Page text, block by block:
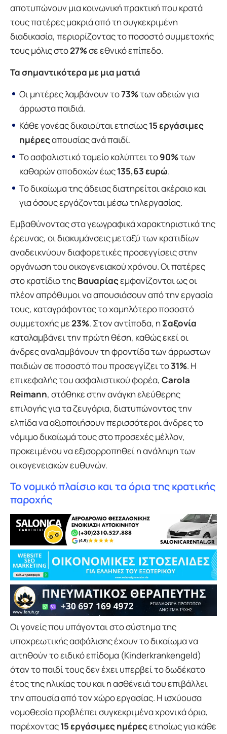
αποτυπώνουν μια κοινωνική πρακτική που κρατά
τους πατέρες μακριά από τη συγκεκριμένη
διαδικασία, περιορίζοντας το ποσοστό συμμετοχής
τους μόλις στο27%σε εθνικό επίπεδο.
Τα σημαντικότερα με μια ματιά
Οι μητέρες λαμβάνουν το73%των αδειών για
άρρωστα παιδιά.
Κάθε γονέας δικαιούται ετησίως15 εργάσιμες
ημέρεςαπουσίας ανά παιδί.
Το ασφαλιστικό ταμείο καλύπτει το90%των
καθαρών αποδοχών έως135,63 ευρώ.
Το δικαίωμα της άδειας διατηρείται ακέραιο και
για όσους εργάζονται μέσω τηλεργασίας.
Εμβαθύνοντας στα γεωγραφικά χαρακτηριστικά της
έρευνας, οι διακυμάνσεις μεταξύ των κρατιδίων
αναδεικνύουν διαφορετικές προσεγγίσεις στην
οργάνωση του οικογενειακού χρόνου. Οι πατέρες
στο κρατίδιο τηςΒαυαρίαςεμφανίζονται ως οι
πλέον απρόθυμοι να απουσιάσουν από την εργασία
τους, καταγράφοντας το χαμηλότερο ποσοστό
συμμετοχής με23%. Στον αντίποδα, η Σαξονία
καταλαμβάνει την πρώτη θέση, καθώς εκεί οι
άνδρες αναλαμβάνουν τη φροντίδα των άρρωστων
παιδιών σε ποσοστό που προσεγγίζει το31%. Η
επικεφαλής του ασφαλιστικού φορέα, Carola
Reimann, στάθηκε στην ανάγκη ελεύθερης
επιλογής για τα ζευγάρια, διατυπώνοντας την
ελπίδα να αξιοποιήσουν περισσότεροι άνδρες το
νόμιμο δικαίωμά τους στο προσεχές μέλλον,
προκειμένου να εξισορροπηθεί η ανάληψη των
οικογενειακών ευθυνών.
Το νομικό πλαίσιο και τα όρια της κρατικής
παροχής
Οι γονείς που υπάγονται στο σύστημα της
υποχρεωτικής ασφάλισης έχουν το δικαίωμα να
αιτηθούν το ειδικό επίδομα (Kinderkrankengeld)
όταν το παιδί τους δεν έχει υπερβεί το δωδέκατο
έτος της ηλικίας του και η ασθένειά του επιβάλλει
την απουσία από τον χώρο εργασίας. Η ισχύουσα
νομοθεσία προβλέπει συγκεκριμένα χρονικά όρια,
παρέχοντας15 εργάσιμες ημέρεςετησίως για κάθε